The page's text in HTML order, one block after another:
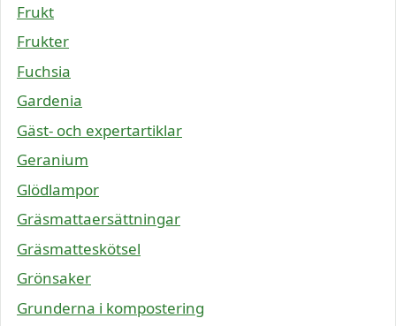
Frukt
Frukter
Fuchsia
Gardenia
Gäst- och expertartiklar
Geranium
Glödlampor
Gräsmattaersättningar
Gräsmatteskötsel
Grönsaker
Grunderna i kompostering